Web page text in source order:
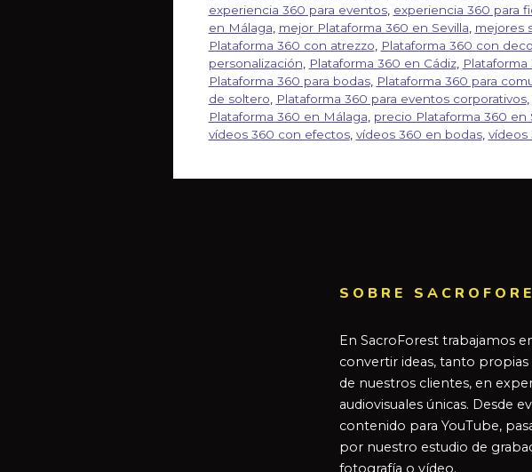
experiencia 360 para eventos, experiencia 360 para
en Málaga mejor Plataforma 360 en Sevilla mejores
Plataforma 360 con atrezzo
Plataforma 360 con
personalización
Plataforma 360 en Cádiz,
Plataforma 360 para bodas, Plataforma 360 para
de soltero
Plataforma 360 para eventos corporativos,
Plataforma 360 en Málaga precio Plataforma 360 en
vídeos 360 con efectos, vídeos 360 en bodas, vídeos
SOBRE
En SacroForest trabajamos
convertir ideas, tanto
de nuestros clientes, en
audiovisuales únicas. Desde
contenido para YouTube,
por nuestro estudio de
fotografía o vídeo.